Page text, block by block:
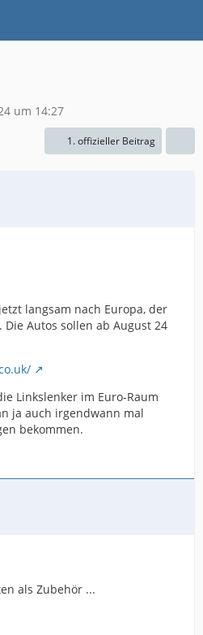
um 14:27
1. offizieller Beitrag
langsam nach Europa, der
Autos sollen ab August 24
Linkslenker im Euro-Raum
ja auch irgendwann mal
bekommen.
als Zubehör ...